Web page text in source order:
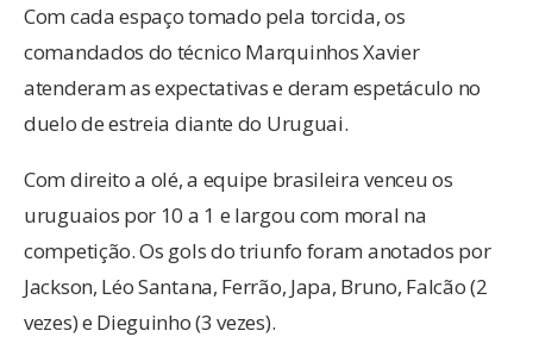
Com cada espaço tomado pela torcida, os
comandados do técnico Marquinhos Xavier
atenderam as expectativas e deram espetáculo no
duelo de estreia diante do Uruguai.
Com direito a olé, a equipe brasileira venceu os
uruguaios por 10 a 1 e largou com moral na
competição. Os gols do triunfo foram anotados por
Jackson, Léo Santana, Ferrão, Japa, Bruno, Falcão (2
vezes) e Dieguinho (3 vezes).